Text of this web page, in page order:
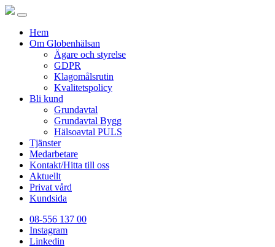
Hem
Om Globenhälsan
Ägare och styrelse
GDPR
Klagomålsrutin
Kvalitetspolicy
Bli kund
Grundavtal
Grundavtal Bygg
Hälsoavtal PULS
Tjänster
Medarbetare
Kontakt/Hitta till oss
Aktuellt
Privat vård
Kundsida
08-556 137 00
Instagram
Linkedin